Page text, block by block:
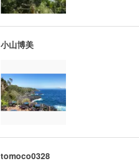
小山博美
tomoco0328